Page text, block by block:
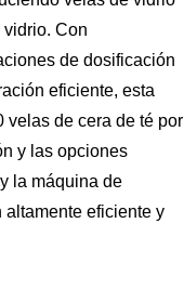
Con
de dosificación
eficiente, esta
velas de cera de té por
y las opciones
la máquina de
eficiente y